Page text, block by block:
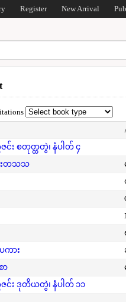
Register New Arrival
ဇင်း စတုတ္ထတွဲ၊ နံပါတ် ၄
းတသသ
ကား
ာ
ဇင်း ဒုတိယတွဲ၊ နံပါတ် ၁၁